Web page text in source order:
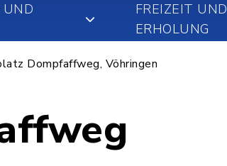
UND
FREIZEIT UND
ERHOLUNG
Dompfaffweg, Vöhringen